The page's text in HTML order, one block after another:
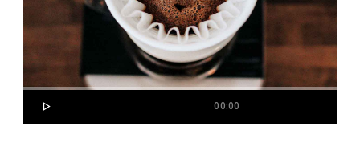
00:00